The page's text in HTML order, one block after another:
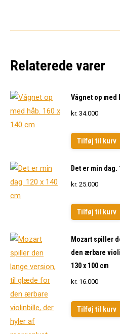
Relaterede varer
Vågnet op med
kr. 34.000
Tilføj til kurv
Det er min dag.
kr. 25.000
Tilføj til kurv
Mozart spiller
den ærbare
130 x 100 cm
kr. 16.000
Tilføj til kurv